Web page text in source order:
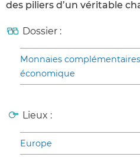
des piliers d’un véritable
Dossier :
Monnaies
économique
Lieux :
Europe